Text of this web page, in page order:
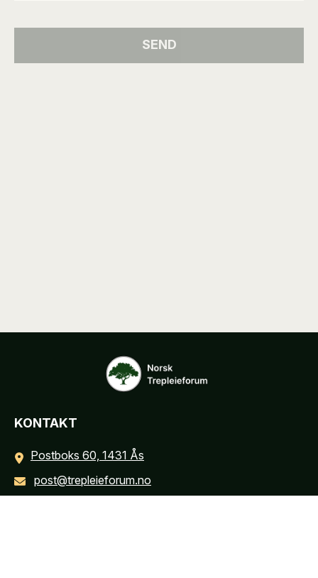
SEND
KONTAKT
Postboks 60, 1431 Ås
post@trepleieforum.no